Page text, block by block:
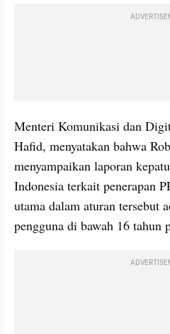
Menteri Komunikasi dan
Hafid, menyatakan bahwa
menyampaikan laporan
Indonesia terkait penerapan
utama dalam aturan tersebut
pengguna di bawah 16 tahun